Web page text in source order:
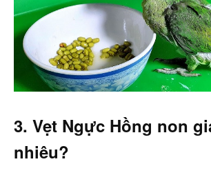
3. Vẹt Ngực Hồng non
nhiêu?